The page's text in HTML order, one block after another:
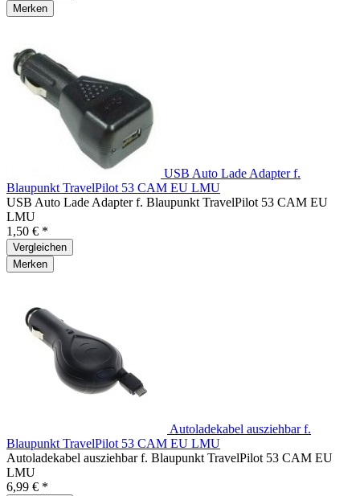
Merken
USB Auto Lade Adapter f.
Blaupunkt TravelPilot 53 CAM EU LMU
USB Auto Lade Adapter f. Blaupunkt TravelPilot 53 CAM EU
LMU
1,50 € *
Vergleichen
Merken
Autoladekabel ausziehbar f.
Blaupunkt TravelPilot 53 CAM EU LMU
Autoladekabel ausziehbar f. Blaupunkt TravelPilot 53 CAM EU
LMU
6,99 € *